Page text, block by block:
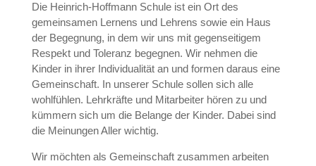
Die Heinrich-Hoffmann Schule ist ein Ort des
gemeinsamen Lernens und Lehrens sowie ein Haus
der Begegnung, in dem wir uns mit gegenseitigem
Respekt und Toleranz begegnen. Wir nehmen die
Kinder in ihrer Individualität an und formen daraus eine
Gemeinschaft. In unserer Schule sollen sich alle
wohlfühlen. Lehrkräfte und Mitarbeiter hören zu und
kümmern sich um die Belange der Kinder. Dabei sind
die Meinungen Aller wichtig.
Wir möchten als Gemeinschaft zusammen arbeiten